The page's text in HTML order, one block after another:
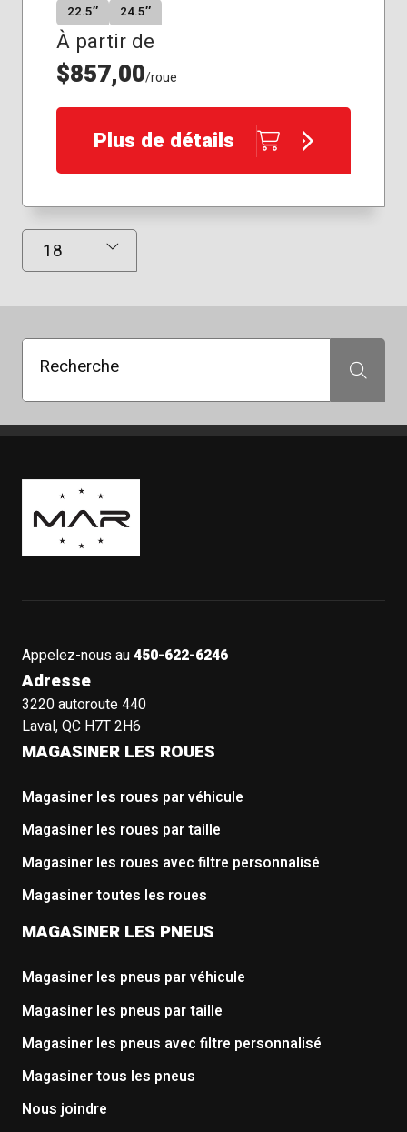
22.5″ 24.5″
À partir de
$857,00/roue
Plus de détails
Résultats affichés
Recherche Recherche
Boutique Mags à Rabais
Appelez-nous au450-622-6246
Adresse
3220 autoroute 440
Laval, QC H7T 2H6
MAGASINER LES ROUES
Magasiner les roues par véhicule
Magasiner les roues par taille
Magasiner les roues avec filtre personnalisé
Magasiner toutes les roues
MAGASINER LES PNEUS
Magasiner les pneus par véhicule
Magasiner les pneus par taille
Magasiner les pneus avec filtre personnalisé
Magasiner tous les pneus
Nous joindre